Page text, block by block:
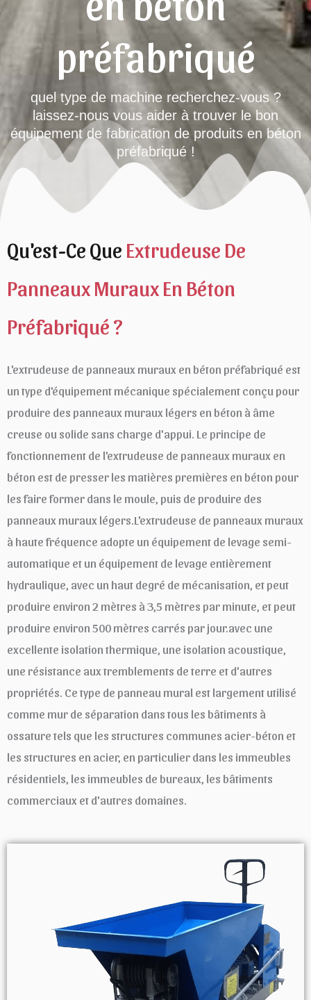
préfabriqué
quel type de machine recherchez-vous ?
laissez-nous vous aider à trouver le bon
équipement de fabrication de produits en béton
préfabriqué !
Qu'est-Ce Que Extrudeuse De
Panneaux Muraux En Béton
Préfabriqué ?
L'extrudeuse de panneaux muraux en béton préfabriqué est
un type d'équipement mécanique spécialement conçu pour
produire des panneaux muraux légers en béton à âme
creuse ou solide sans charge d'appui. Le principe de
fonctionnement de l'extrudeuse de panneaux muraux en
béton est de presser les matières premières en béton pour
les faire former dans le moule, puis de produire des
panneaux muraux légers.L'extrudeuse de panneaux muraux
à haute fréquence adopte un équipement de levage semi-
automatique et un équipement de levage entièrement
hydraulique, avec un haut degré de mécanisation, et peut
produire environ 2 mètres à 3,5 mètres par minute, et peut
produire environ 500 mètres carrés par jour.avec une
excellente isolation thermique, une isolation acoustique,
une résistance aux tremblements de terre et d'autres
propriétés. Ce type de panneau mural est largement utilisé
comme mur de séparation dans tous les bâtiments à
ossature tels que les structures communes acier-béton et
les structures en acier, en particulier dans les immeubles
résidentiels, les immeubles de bureaux, les bâtiments
commerciaux et d'autres domaines.